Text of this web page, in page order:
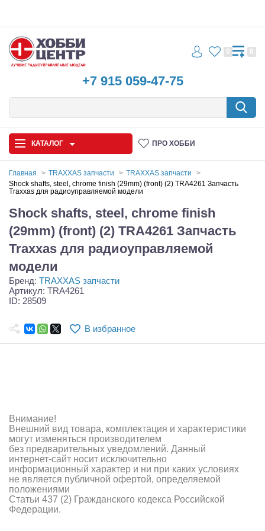
+7 915 059-47-75
0 0
КАТАЛОГ ПРО ХОББИ
Автомодели
Запчасти и аксессуары
Игрушки
Самолеты
Квадрокоптеры
Конструкторы
Зарядные устройства и блоки питания
Двигатели
Технические жидкости
Инструмент,измерительные приборы,расходники
Главная TRAXXAS запчасти
TRAXXAS запчасти
Shock shafts, steel, chrome finish (29mm) (front) (2) TRA4261 Запчасть
Traxxas для радиоуправляемой модели
Shock shafts, steel, chrome finish
(29mm) (front) (2) TRA4261 Запчасть
Traxxas для радиоуправляемой
модели
Бренд: TRAXXAS запчасти
Артикул: TRA4261
ID: 28509
В избранное
Внимание!
Внешний вид товара, комплектация и характеристики
могут изменяться производителем
без предварительных уведомлений. Данный
интернет-сайт носит исключительно
информационный характер и ни при каких условиях
не является публичной офертой, определяемой
положениями
Статьи 437 (2) Гражданского кодекса Российской
Федерации.